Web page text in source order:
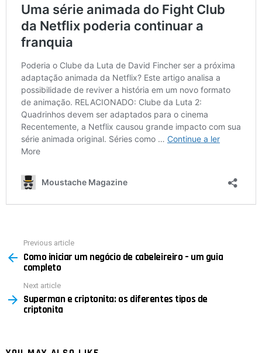
more
Previous article
Como iniciar um negócio de cabeleireiro – um guia
completo
Next article
Superman e criptonita: os diferentes tipos de
criptonita